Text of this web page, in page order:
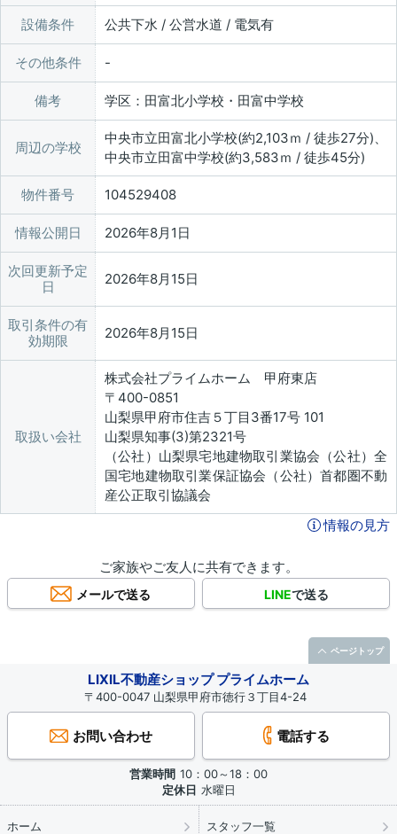
設備条件 公共下水 / 公営水道 / 電気有
その他条件
備考 学区：田富北小学校・田富中学校
周辺の学校
中央市立田富北小学校(約2,103ｍ / 徒歩27分)、
中央市立田富中学校(約3,583ｍ / 徒歩45分)
物件番号 104529408
情報公開日 2026年8月1日
次回更新予定
日
2026年8月15日
取引条件の有
効期限
2026年8月15日
取扱い会社
株式会社プライムホーム 甲府東店
〒400-0851
山梨県甲府市住吉５丁目3番17号 101
山梨県知事(3)第2321号
（公社）山梨県宅地建物取引業協会（公社）全
国宅地建物取引業保証協会（公社）首都圏不動
産公正取引協議会
情報の見方
ご家族やご友人に共有できます。
メールで送る LINEで送る
LIXIL不動産ショップ プライムホーム
〒400-0047 山梨県甲府市徳行３丁目4-24
お問い合わせ 電話する
営業時間 10：00～18：00
定休日 水曜日
ホーム スタッフ一覧
ページトップ